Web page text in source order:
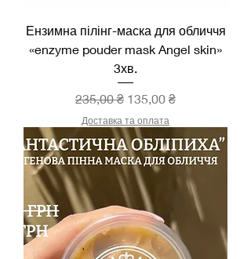
Ензимна пілінг-маска для обличчя
«enzyme pouder mask Angel skin»
3хв.
Звичайна ціна
235,00 ₴ За розпродажем
135,00 ₴
Доставка та оплата